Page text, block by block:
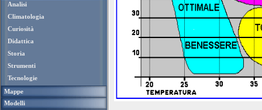
Analisi
Climatologia
Curiosità
Didattica
Storia
Strumenti
Tecnologie
Mappe
Modelli